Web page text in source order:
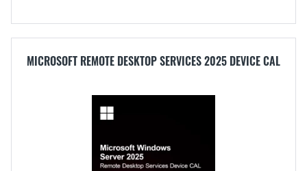
MICROSOFT REMOTE DESKTOP SERVICES 2025 DEVICE CAL